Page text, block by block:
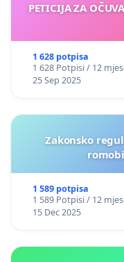
PETICIJA ZA
1 628 potpisa
1 628 Potpisi / 12
25 Sep 2025
Zakonsko
1 589 potpisa
1 589 Potpisi / 12
15 Dec 2025